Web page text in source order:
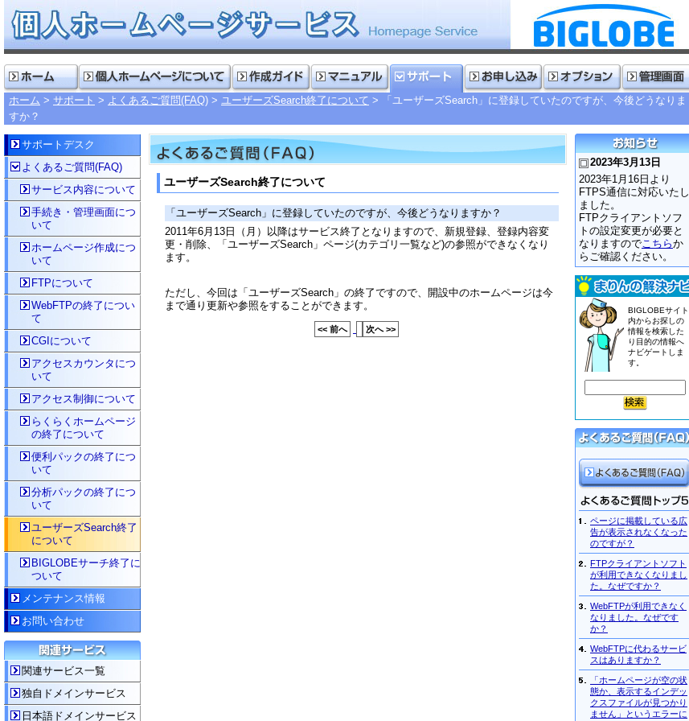
ホーム サポート よくあるご質問(FAQ) ユーザーズSearch終了について
「ユーザーズSearch」に登録していたのですが、今後どうなりま
すか？
ユーザーズSearch終了について
「ユーザーズSearch」に登録していたのですが、今後どうなりますか？
2011年6月13日（月）以降はサービス終了となりますので、新規登録、登録内容変
更・削除、「ユーザーズSearch」ページ(カテゴリ一覧など)の参照ができなくなり
ます。
ただし、今回は「ユーザーズSearch」の終了ですので、開設中のホームページは今
まで通り更新や参照をすることができます。
<< 前へ 次へ >>
サポートデスク
よくあるご質問(FAQ)
サービス内容について
手続き・管理画面につ
いて
ホームページ作成につ
いて
FTPについて
WebFTPの終了につい
て
CGIについて
アクセスカウンタにつ
いて
アクセス制御について
らくらくホームページ
の終了について
便利パックの終了につ
いて
分析パックの終了につ
いて
ユーザーズSearch終了
について
BIGLOBEサーチ終了に
ついて
メンテナンス情報
お問い合わせ
関連サービス一覧
独自ドメインサービス
日本語ドメインサービス
2023年3月13日
2023年1月16日より
FTPS通信に対応いたし
ました。
FTPクライアントソフ
トの設定変更が必要と
なりますので こちらか
らご確認ください。
BIGLOBEサイト
内からお探しの
情報を検索した
り目的の情報へ
ナビゲートしま
す。
ページに掲載している広
告が表示されなくなった
のですが？
FTPクライアントソフト
が利用できなくなりまし
た。なぜですか？
WebFTPが利用できなく
なりました。なぜです
か？
WebFTPに代わるサービ
スはありますか？
「ホームページが空の状
態か、表示するインデッ
クスファイルが見つかり
ません」というエラーに